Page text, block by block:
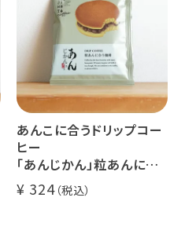
あんこに合うドリップコー
ヒー
「あんじかん」粒あんに合
う珈琲 1杯分
324